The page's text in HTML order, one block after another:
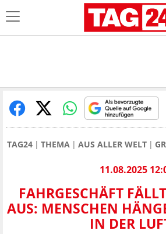
TAG24 THEMA AUS ALLER WELT
11.08.2025
FAHRGESCHÄFT
AUS: MENSCHEN
IN DER